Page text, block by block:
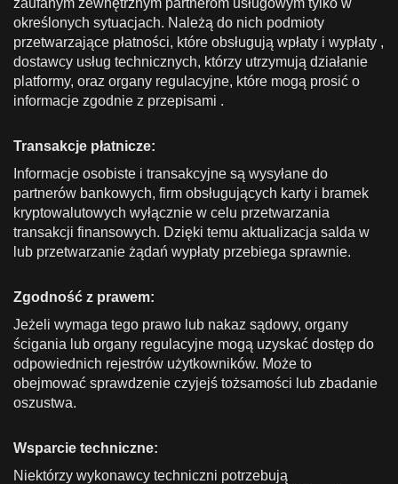
zaufanym zewnętrznym partnerom usługowym tylko w
określonych sytuacjach. Należą do nich podmioty
przetwarzające płatności, które obsługują wpłaty i wypłaty ,
dostawcy usług technicznych, którzy utrzymują działanie
platformy, oraz organy regulacyjne, które mogą prosić o
informacje zgodnie z przepisami .
Transakcje płatnicze:
Informacje osobiste i transakcyjne są wysyłane do
partnerów bankowych, firm obsługujących karty i bramek
kryptowalutowych wyłącznie w celu przetwarzania
transakcji finansowych. Dzięki temu aktualizacja salda w
lub przetwarzanie żądań wypłaty przebiega sprawnie.
Zgodność z prawem:
Jeżeli wymaga tego prawo lub nakaz sądowy, organy
ścigania lub organy regulacyjne mogą uzyskać dostęp do
odpowiednich rejestrów użytkowników. Może to
obejmować sprawdzenie czyjejś tożsamości lub zbadanie
oszustwa.
Wsparcie techniczne:
Niektórzy wykonawcy techniczni potrzebują